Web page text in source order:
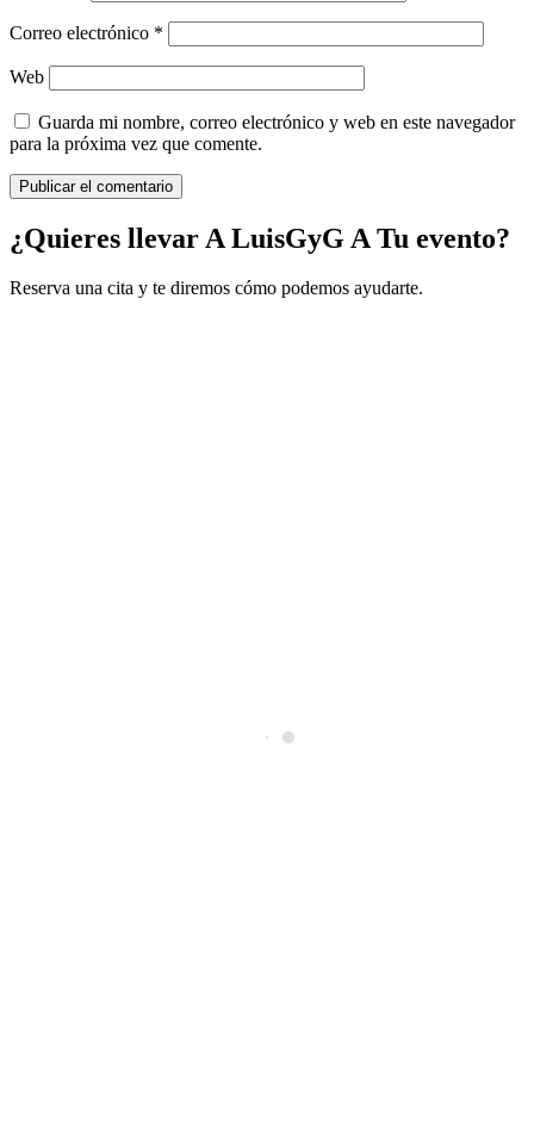
Correo electrónico *
Web
Guarda mi nombre, correo electrónico y web en este navegador
para la próxima vez que comente.
¿Quieres llevar A LuisGyG A Tu evento?
Reserva una cita y te diremos cómo podemos ayudarte.